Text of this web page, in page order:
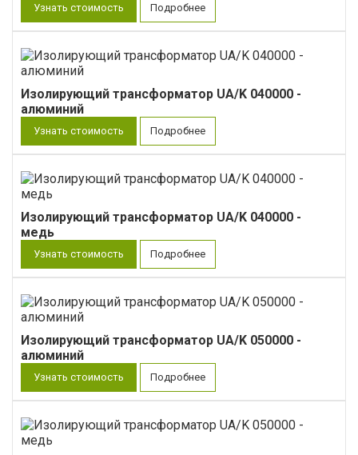
Узнать стоимость Подробнее
Изолирующий трансформатор UA/K 040000 -
алюминий
Узнать стоимость Подробнее
Изолирующий трансформатор UA/K 040000 -
медь
Узнать стоимость Подробнее
Изолирующий трансформатор UA/K 050000 -
алюминий
Узнать стоимость Подробнее